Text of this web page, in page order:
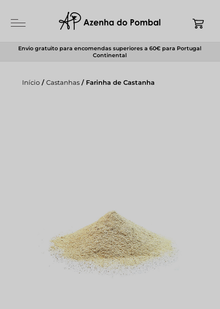
Envio gratuito para encomendas superiores a 60€ para Portugal
Continental
Início/Castanhas/ Farinha de Castanha